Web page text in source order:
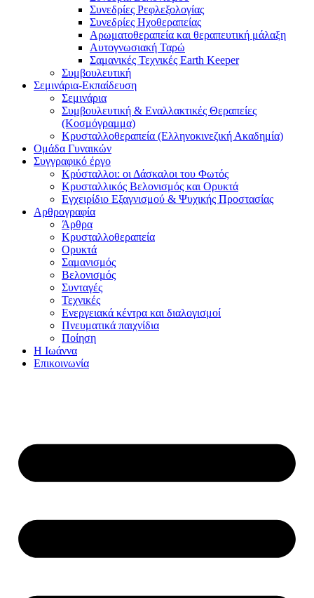
Συνεδρίες Ρεφλεξολογίας
Συνεδρίες Ηχοθεραπείας
Αρωματοθεραπεία και θεραπευτική μάλαξη
Αυτογνωσιακή Ταρώ
Σαμανικές Τεχνικές Earth Keeper
Συμβουλευτική
Σεμινάρια-Εκπαίδευση
Σεμινάρια
Συμβουλευτική & Εναλλακτικές Θεραπείες
(Κοσμόγραμμα)
Κρυσταλλοθεραπεία (Ελληνοκινεζική Ακαδημία)
Ομάδα Γυναικών
Συγγραφικό έργο
Κρύσταλλοι: οι Δάσκαλοι του Φωτός
Κρυσταλλικός Βελονισμός και Ορυκτά
Εγχειρίδιο Εξαγνισμού & Ψυχικής Προστασίας
Αρθρογραφία
Άρθρα
Κρυσταλλοθεραπεία
Ορυκτά
Σαμανισμός
Βελονισμός
Συνταγές
Τεχνικές
Ενεργειακά κέντρα και διαλογισμοί
Πνευματικά παιχνίδια
Ποίηση
Η Ιωάννα
Επικοινωνία